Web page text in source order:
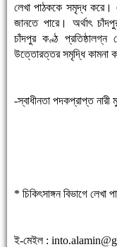
লেখা পাঠককে সমৃদ্ধ করে।
জানতে পারে। অর্থাৎ
চাঁদপুর কণ্ঠ
উত্তোরত্তর সমৃদ্ধি কামনা
-স্বাধীনতা পদকপ্রাপ্ত নারী
* চিকিৎসাঙ্গন বিভাগে লেখা
ই-মেইল :